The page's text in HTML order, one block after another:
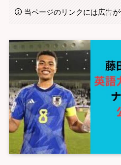
当ページのリンクには広告が